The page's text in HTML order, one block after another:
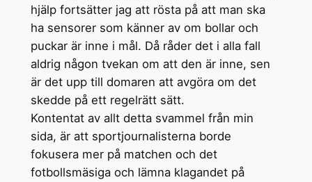
hjälp fortsätter jag att rösta på att man ska
ha sensorer som känner av om bollar och
puckar är inne i mål. Då råder det i alla fall
aldrig någon tvekan om att den är inne, sen
är det upp till domaren att avgöra om det
skedde på ett regelrätt sätt.
Kontentat av allt detta svammel från min
sida, är att sportjournalisterna borde
fokusera mer på matchen och det
fotbollsmäsiga och lämna klagandet på